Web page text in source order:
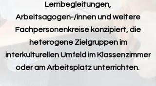
Lernbegleitungen,
Arbeitsagogen-/innen und weitere
Fachpersonenkreise konzipiert, die
heterogene Zielgruppen im
interkulturellen Umfeld im Klassenzimmer
oder am Arbeitsplatz unterrichten.